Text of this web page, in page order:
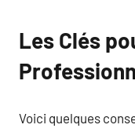
Les Clés
Voici quelques